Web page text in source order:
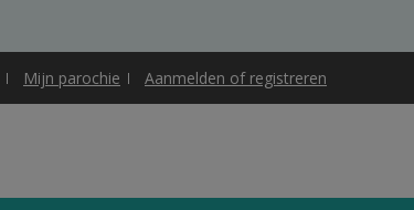
Mijn parochie Aanmelden of registreren